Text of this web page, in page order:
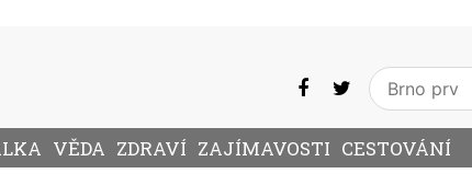
VĚDA ZDRAVÍ ZAJÍMAVOSTI CESTOVÁNÍ